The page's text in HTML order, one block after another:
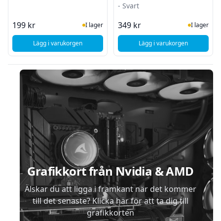
199 kr I Lager
I lager
Lägg i varukorgen, DeLock VGA-adapter, HD15 ha-HD15 ho, vinklad
- Svart
349 kr I Lager
I lager
Lägg i varukorgen, Deltaco VGA med
Grafikkort från Nvidia & AMD
Älskar du att ligga i framkant när det kommer
till det senaste? Klicka här för att ta dig till
grafikkorten